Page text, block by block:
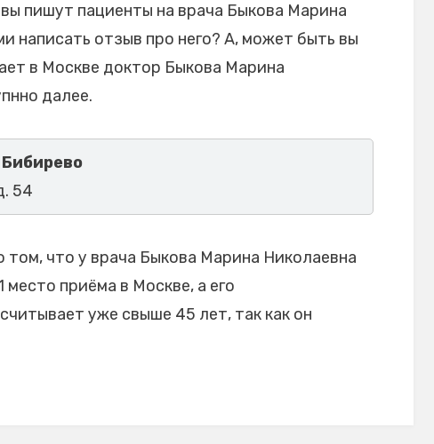
пишут пациенты на врача Быкова Марина
написать отзыв про него? А, может быть вы
в Москве доктор Быкова Марина
далее.
54
что у врача Быкова Марина Николаевна
место приёма в Москве, а его
уже свыше 45 лет, так как он